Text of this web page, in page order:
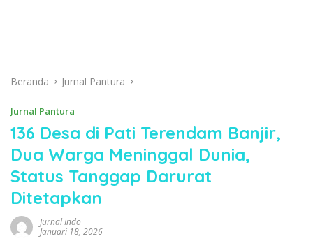
Beranda Jurnal Pantura
Jurnal Pantura
136 Desa di Pati Terendam Banjir,
Dua Warga Meninggal Dunia,
Status Tanggap Darurat
Ditetapkan
Jurnal Indo
Januari 18, 2026